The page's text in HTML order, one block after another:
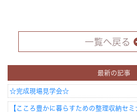
一覧へ戻る
最新の記事
☆完成現場見学会☆
【こころ豊かに暮らすための整理収納セ